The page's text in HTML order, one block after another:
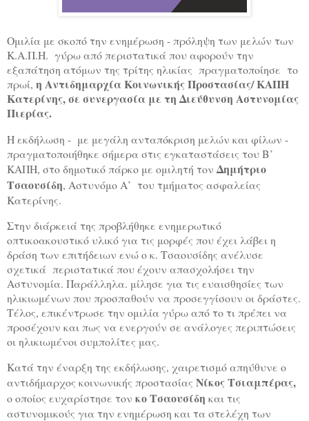
Ομιλία με σκοπό την ενημέρωση - πρόληψη των μελών των
Κ.Α.Π.Η. γύρω από περιστατικά που αφορούν την
εξαπάτηση ατόμων της τρίτης ηλικίας πραγματοποίησε το
πρωί, η Αντιδημαρχία Κοινωνικής Προστασίας/ ΚΑΠΗ
Κατερίνης, σε συνεργασία με τη Διεύθυνση Αστυνομίας
Πιερίας.
Η εκδήλωση - με μεγάλη ανταπόκριση μελών και φίλων -
πραγματοποιήθηκε σήμερα στις εγκαταστάσεις του Β’
ΚΑΠΗ, στο δημοτικό πάρκο με ομιλητή τον Δημήτριο
Τσαουσίδη, Αστυνόμο Α’ του τμήματος ασφαλείας
Κατερίνης.
Στην διάρκειά της προβλήθηκε ενημερωτικό
οπτικοακουστικό υλικό για τις μορφές που έχει λάβει η
δράση των επιτήδειων ενώ ο κ. Τσαουσίδης ανέλυσε
σχετικά περιστατικά που έχουν απασχολήσει την
Αστυνομία. Παράλληλα. μίλησε για τις ευαισθησίες των
ηλικιωμένων που προσπαθούν να προσεγγίσουν οι δράστες.
Τέλος, επικέντρωσε την ομιλία γύρω από το τι πρέπει να
προσέχουν και πως να ενεργούν σε ανάλογες περιπτώσεις
οι ηλικιωμένοι συμπολίτες μας.
Κατά την έναρξη της εκδήλωσης, χαιρετισμό απηύθυνε ο
αντιδήμαρχος κοινωνικής προστασίας Νίκος Τσιαμπέρας,
ο οποίος ευχαρίστησε τον κο Τσαουσίδη και τις
αστυνομικούς για την ενημέρωση και τα στελέχη των